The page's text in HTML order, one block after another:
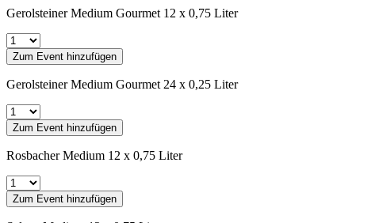
Gerolsteiner Medium Gourmet 12 x 0,75 Liter
Zum Event hinzufügen
Gerolsteiner Medium Gourmet 24 x 0,25 Liter
Zum Event hinzufügen
Rosbacher Medium 12 x 0,75 Liter
Zum Event hinzufügen